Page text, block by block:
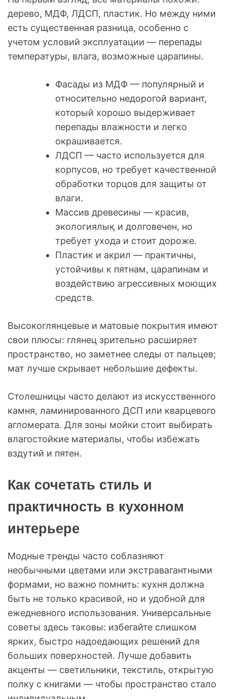
дерево, МДФ, ЛДСП, пластик. Но между ними
есть существенная разница, особенно с
учетом условий эксплуатации — перепады
температуры, влага, возможные царапины.
Фасады из МДФ — популярный и
относительно недорогой вариант,
который хорошо выдерживает
перепады влажности и легко
окрашивается.
ЛДСП — часто используется для
корпусов, но требует качественной
обработки торцов для защиты от
влаги.
Массив древесины — красив,
экологиялық и долговечен, но
требует ухода и стоит дороже.
Пластик и акрил — практичны,
устойчивы к пятнам, царапинам и
воздействию агрессивных моющих
средств.
Высокоглянцевые и матовые покрытия имеют
свои плюсы: глянец зрительно расширяет
пространство, но заметнее следы от пальцев;
мат лучше скрывает небольшие дефекты.
Столешницы часто делают из искусственного
камня, ламинированного ДСП или кварцевого
агломерата. Для зоны мойки стоит выбирать
влагостойкие материалы, чтобы избежать
вздутий и пятен.
Как сочетать стиль и
практичность в кухонном
интерьере
Модные тренды часто соблазняют
необычными цветами или экстравагантными
формами, но важно помнить: кухня должна
быть не только красивой, но и удобной для
ежедневного использования. Универсальные
советы здесь таковы: избегайте слишком
ярких, быстро надоедающих решений для
больших поверхностей. Лучше добавить
акценты — светильники, текстиль, открытую
полку с книгами — чтобы пространство стало